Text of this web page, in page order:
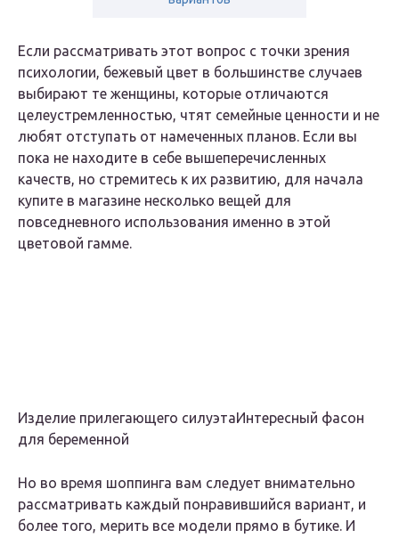
Если рассматривать этот вопрос с точки зрения
психологии, бежевый цвет в большинстве случаев
выбирают те женщины, которые отличаются
целеустремленностью, чтят семейные ценности и не
любят отступать от намеченных планов. Если вы
пока не находите в себе вышеперечисленных
качеств, но стремитесь к их развитию, для начала
купите в магазине несколько вещей для
повседневного использования именно в этой
цветовой гамме.
Изделие прилегающего силуэтаИнтересный фасон
для беременной
Но во время шоппинга вам следует внимательно
рассматривать каждый понравившийся вариант, и
более того, мерить все модели прямо в бутике. И